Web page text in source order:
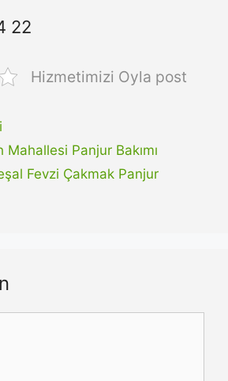
22
Hizmetimizi Oyla post
Panjur Bakımı
Fevzi Çakmak Panjur